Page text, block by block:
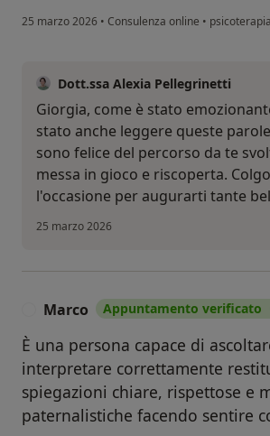
25 marzo 2026 • Consulenza online • psicoterapia
Dott.ssa Alexia Pellegrinetti
Giorgia, come è stato
stato anche leggere queste
sono felice del percorso da te
messa in gioco e riscoperta.
l'occasione per augurarti tante
25 marzo 2026
Marco Appuntamento verificato
È una persona capace di
interpretare correttamente
spiegazioni chiare, rispettose e
paternalistiche facendo sentire